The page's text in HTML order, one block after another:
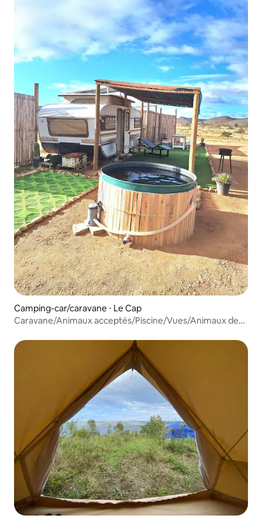
Camping-car/caravane ⋅ Le Cap
Caravane/Animaux acceptés/Piscine/Vues/Animaux de